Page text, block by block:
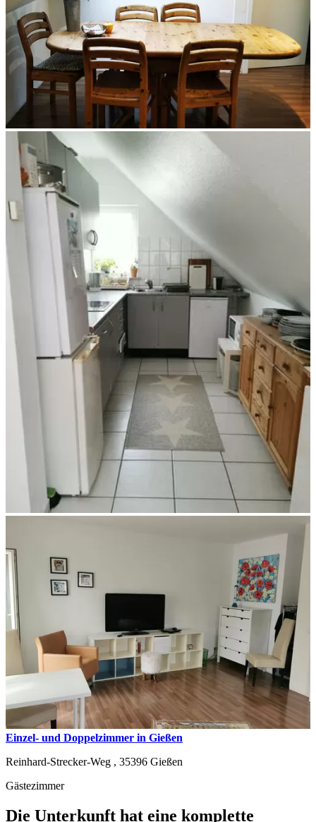
Einzel- und Doppelzimmer in Gießen
Reinhard-Strecker-Weg , 35396 Gießen
Gästezimmer
Die Unterkunft hat eine komplette